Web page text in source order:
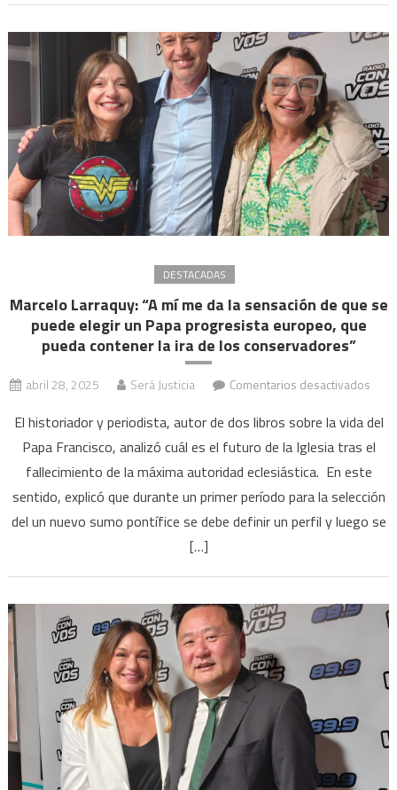
es
que
y
ese
DESTACADAS
Marcelo Larraquy: “A mí me da la sensación de que se
puede elegir un Papa progresista europeo, que
pueda contener la ira de los conservadores”
abril 28, 2025 Será Justicia Comentarios desactivadosen
“A
mí
me
da
de
que
El historiador y periodista, autor de dos libros sobre la vida del
Papa Francisco, analizó cuál es el futuro de la Iglesia tras el
fallecimiento de la máxima autoridad eclesiástica. En este
sentido, explicó que durante un primer período para la selección
del un nuevo sumo pontífice se debe definir un perfil y luego se
[…]